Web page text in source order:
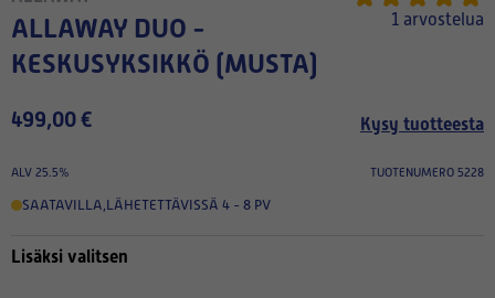
ALLAWAY DUO -
KESKUSYKSIKKÖ (MUSTA)
1 arvostelua
499,00 € Kysy tuotteesta
ALV 25.5% TUOTENUMERO 5228
SAATAVILLA,LÄHETETTÄVISSÄ 4 - 8 PV
Lisäksi valitsen